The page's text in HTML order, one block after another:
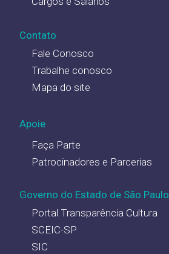
Contato
Fale Conosco
Trabalhe conosco
Mapa do site
Apoie
Faça Parte
Patrocinadores e Parcerias
Governo do Estado de São Paulo
Portal Transparência Cultura
SCEIC-SP
SIC